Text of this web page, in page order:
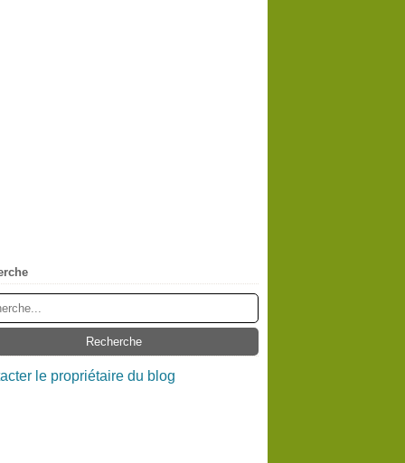
le propriétaire du blog